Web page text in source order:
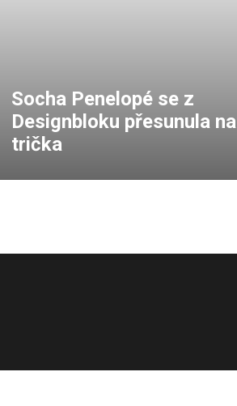
Socha Penelopé se z
Designbloku přesunula na
trička